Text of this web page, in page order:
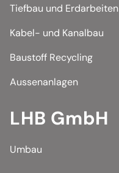
Tiefbau und Erdarbeiten
Kabel- und Kanalbau
Baustoff Recycling
Aussenanlagen
LHB GmbH
Umbau